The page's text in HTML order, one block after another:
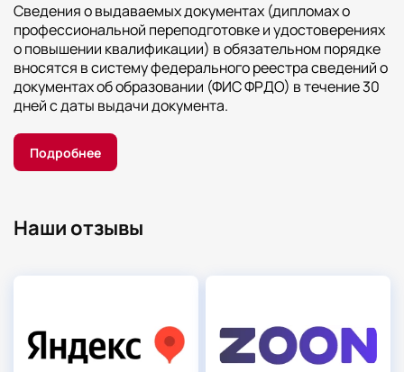
Сведения о выдаваемых документах (дипломах о
профессиональной переподготовке и удостоверениях
о повышении квалификации) в обязательном порядке
вносятся в систему федерального реестра сведений о
документах об образовании (ФИС ФРДО) в течение 30
дней с даты выдачи документа.
Подробнее
Наши отзывы